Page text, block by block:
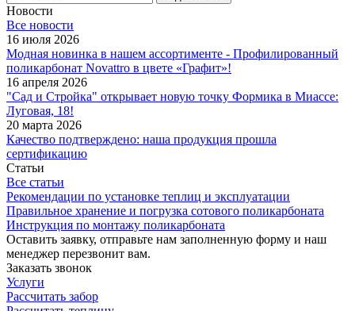
Новости
Все новости
16 июля 2026
Модная новинка в нашем ассортименте - Профилированный
поликарбонат Novattro в цвете «Графит»!
16 апреля 2026
"Сад и Стройка" открывает новую точку Формика в Миассе:
Луговая, 18!
20 марта 2026
Качество подтверждено: наша продукция прошла
сертификацию
Статьи
Все статьи
Рекомендации по установке теплиц и эксплуатации
Правильное хранение и погрузка сотового поликарбоната
Инструкция по монтажу поликарбоната
Оставить заявку, отправьте нам заполненную форму и наш
менеджер перезвонит вам.
Заказать звонок
Услуги
Рассчитать забор